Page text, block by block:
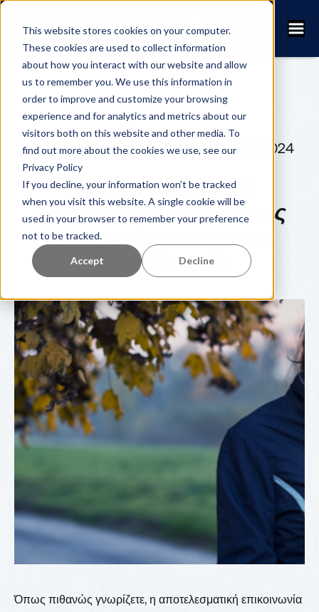
This website stores cookies on your computer.
These cookies are used to collect information
about how you interact with our website and allow
us to remember you. We use this information in
order to improve and customize your browsing
experience and for analytics and metrics about our
visitors both on this website and other media. To
find out more about the cookies we use, see our
Privacy Policy
If you decline, your information won’t be tracked
when you visit this website. A single cookie will be
used in your browser to remember your preference
not to be tracked.
Accept Decline
FANNY KUHN 4 ΙΑΝΟΥΑΡΊΟΥ 2024
Πώς να στέλνετε
ελκυστικά email στους
συμμετέχοντες στο
διοργάνωση
Όπως πιθανώς γνωρίζετε, η αποτελεσματική επικοινωνία